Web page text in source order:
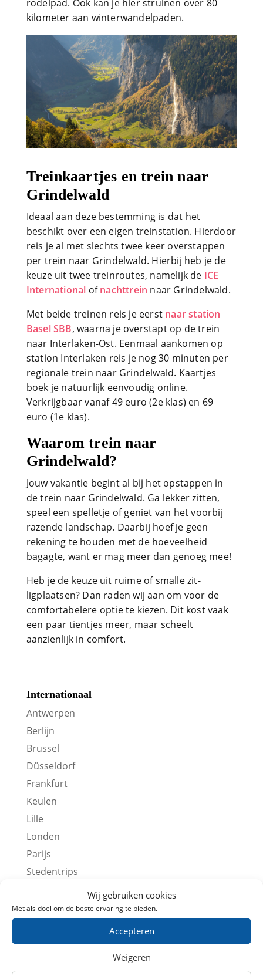
Wij gebruiken cookies
Met als doel om de beste ervaring te bieden.
Accepteren
Weigeren
rodelpad. Ook kan je hier struinen over 80
kilometer aan winterwandelpaden.
Treinkaartjes en trein naar
Grindelwald
Ideaal aan deze bestemming is dat het
beschikt over een eigen treinstation. Hierdoor
reis je al met slechts twee keer overstappen
per trein naar Grindelwald. Hierbij heb je de
keuze uit twee treinroutes, namelijk de ICE
International ofnachttrein naar Grindelwald.
Met beide treinen reis je eerst naar station
Basel SBB, waarna je overstapt op de trein
naar Interlaken-Ost. Eenmaal aankomen op
station Interlaken reis je nog 30 minuten per
regionale trein naar Grindelwald. Kaartjes
boek je natuurlijk eenvoudig online.
Verkrijgbaar vanaf 49 euro (2e klas) en 69
euro (1e klas).
Waarom trein naar
Grindelwald?
Jouw vakantie begint al bij het opstappen in
de trein naar Grindelwald. Ga lekker zitten,
speel een spelletje of geniet van het voorbij
razende landschap. Daarbij hoef je geen
rekening te houden met de hoeveelheid
bagagte, want er mag meer dan genoeg mee!
Heb je de keuze uit ruime of smalle zit-
ligplaatsen? Dan raden wij aan om voor de
comfortabelere optie te kiezen. Dit kost vaak
een paar tientjes meer, maar scheelt
aanzienlijk in comfort.
Internationaal
Antwerpen
Berlijn
Brussel
Düsseldorf
Frankfurt
Keulen
Lille
Londen
Parijs
Stedentrips
Overige Treintickets
Ontvang aanbiedingen